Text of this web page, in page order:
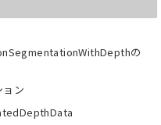
の
ン